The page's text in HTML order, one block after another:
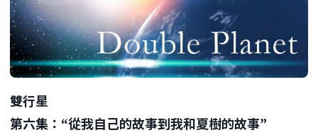
雙行星
第六集：“從我自己的故事到我和夏樹的故事”